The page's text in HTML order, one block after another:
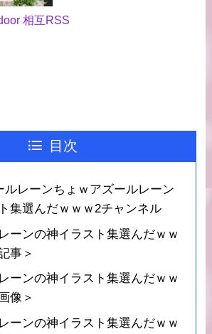
相互RSS
目次
ルレーンちょｗアズールレーン
集選んだｗｗｗ2チャンネル
ーンの神イラスト集選んだｗｗ
事＞
ーンの神イラスト集選んだｗｗ
像＞
ーンの神イラスト集選んだｗｗ